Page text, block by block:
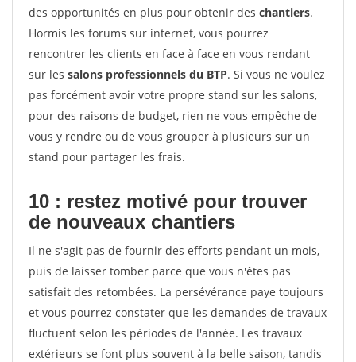
des opportunités en plus pour obtenir des chantiers.
Hormis les forums sur internet, vous pourrez
rencontrer les clients en face à face en vous rendant
sur les salons professionnels du BTP. Si vous ne voulez
pas forcément avoir votre propre stand sur les salons,
pour des raisons de budget, rien ne vous empêche de
vous y rendre ou de vous grouper à plusieurs sur un
stand pour partager les frais.
10 : restez motivé pour trouver
de nouveaux chantiers
Il ne s'agit pas de fournir des efforts pendant un mois,
puis de laisser tomber parce que vous n'êtes pas
satisfait des retombées. La persévérance paye toujours
et vous pourrez constater que les demandes de travaux
fluctuent selon les périodes de l'année. Les travaux
extérieurs se font plus souvent à la belle saison, tandis